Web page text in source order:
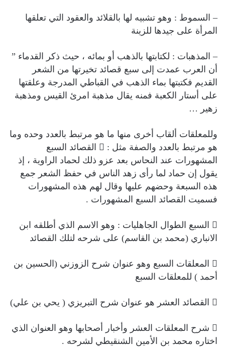
– السموط : وهو تشبيه لها بالقلائد والعقود التي تعلقها
المرأة على جيدها للزينة
– المذهبات : لكتابتها بالذهب أو بمائه ، حيث ذكر القدماء ”
أن العرب عمدت إلى سبع قصائد تخيرتها من الشعر
القديم فكتبتها بماء الذهب في القباطي المدرجة وعلقتها
على أستار الكعبة فمنه يقال مذهبة امرئ القيس ومذهبة
زهير …
وللمعلقات ألقاب أخرى منها ما هو مرتبط بالعدد وحده وما
هو مرتبط بالعدد والصفة مثل :  القصائد السبع
المشهورات عند النحاس بعد عزو ذلك لحماد الراوية ، إذ
يقول إن حماد لما رأى زهد الناس في حفظ الشعر جمع
هذه السبعة وحضهم عليها وقال لهم هذه المشهورات
فسميت القصائد السبع المشهورات .
 السبع الطوال الجاهليات : وهو الاسم الذي أطلقه ابن
الانباري (محمد بن القاسم) على شرحه لتلك القصائد
 المعلقات السبع وهو عنوان شرح الزوزني (الحسين بن
أحمد ) للمعلقات السبع
 القصائد العشر هو عنوان شرح التبريزي ( يحي بن علي)
 شرح المعلقات العشر وأخبار أصحابها وهو العنوان الذي
اختاره محمد بن الأمين الشنقيطي لشرحه .